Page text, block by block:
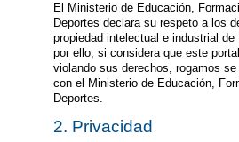
El Ministerio de Educación,
Deportes declara su respeto a los
propiedad intelectual e industrial de
por ello, si considera que este
violando sus derechos, rogamos
con el Ministerio de Educación,
Deportes.
2. Privacidad